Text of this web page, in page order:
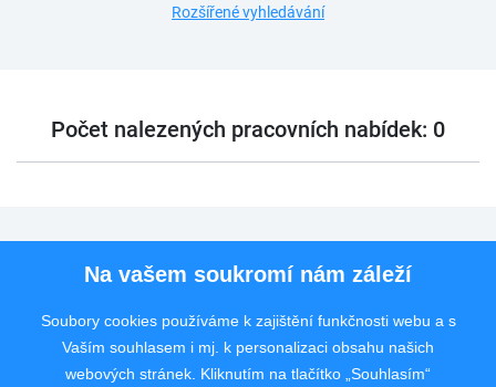
Rozšířené vyhledávání
Počet nalezených pracovních nabídek: 0
Pro uchazeče
Rychlý kontakt
Na vašem soukromí nám záleží
Soubory cookies používáme k zajištění funkčnosti webu a s
Vaším souhlasem i mj. k personalizaci obsahu našich
webových stránek. Kliknutím na tlačítko „Souhlasím“